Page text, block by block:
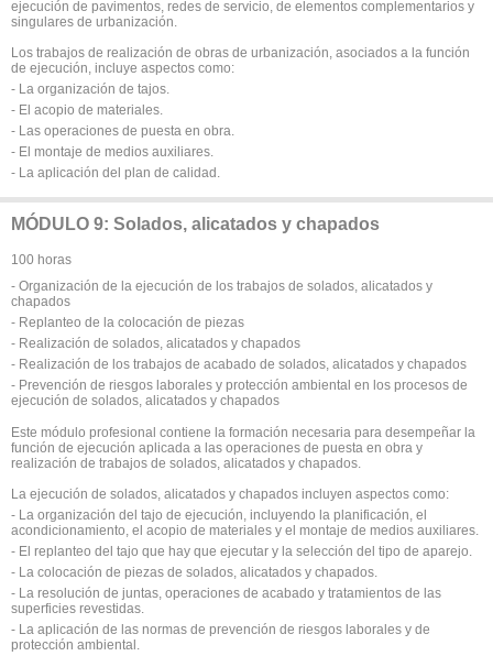
ejecución de pavimentos, redes de servicio, de elementos complementarios y
singulares de urbanización.
Los trabajos de realización de obras de urbanización, asociados a la función
de ejecución, incluye aspectos como:
- La organización de tajos.
- El acopio de materiales.
- Las operaciones de puesta en obra.
- El montaje de medios auxiliares.
- La aplicación del plan de calidad.
MÓDULO 9: Solados, alicatados y chapados
100 horas
- Organización de la ejecución de los trabajos de solados, alicatados y
chapados
- Replanteo de la colocación de piezas
- Realización de solados, alicatados y chapados
- Realización de los trabajos de acabado de solados, alicatados y chapados
- Prevención de riesgos laborales y protección ambiental en los procesos de
ejecución de solados, alicatados y chapados
Este módulo profesional contiene la formación necesaria para desempeñar la
función de ejecución aplicada a las operaciones de puesta en obra y
realización de trabajos de solados, alicatados y chapados.
La ejecución de solados, alicatados y chapados incluyen aspectos como:
- La organización del tajo de ejecución, incluyendo la planificación, el
acondicionamiento, el acopio de materiales y el montaje de medios auxiliares.
- El replanteo del tajo que hay que ejecutar y la selección del tipo de aparejo.
- La colocación de piezas de solados, alicatados y chapados.
- La resolución de juntas, operaciones de acabado y tratamientos de las
superficies revestidas.
- La aplicación de las normas de prevención de riesgos laborales y de
protección ambiental.